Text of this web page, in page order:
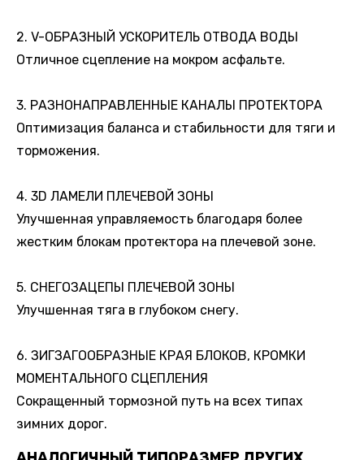
2. V-ОБРАЗНЫЙ УСКОРИТЕЛЬ ОТВОДА ВОДЫ
Отличное сцепление на мокром асфальте.
3. РАЗНОНАПРАВЛЕННЫЕ КАНАЛЫ ПРОТЕКТОРА
Оптимизация баланса и стабильности для тяги и
торможения.
4. 3D ЛАМЕЛИ ПЛЕЧЕВОЙ ЗОНЫ
Улучшенная управляемость благодаря более
жестким блокам протектора на плечевой зоне.
5. СНЕГОЗАЦЕПЫ ПЛЕЧЕВОЙ ЗОНЫ
Улучшенная тяга в глубоком снегу.
6. ЗИГЗАГООБРАЗНЫЕ КРАЯ БЛОКОВ, КРОМКИ
МОМЕНТАЛЬНОГО СЦЕПЛЕНИЯ
Сокращенный тормозной путь на всех типах
зимних дорог.